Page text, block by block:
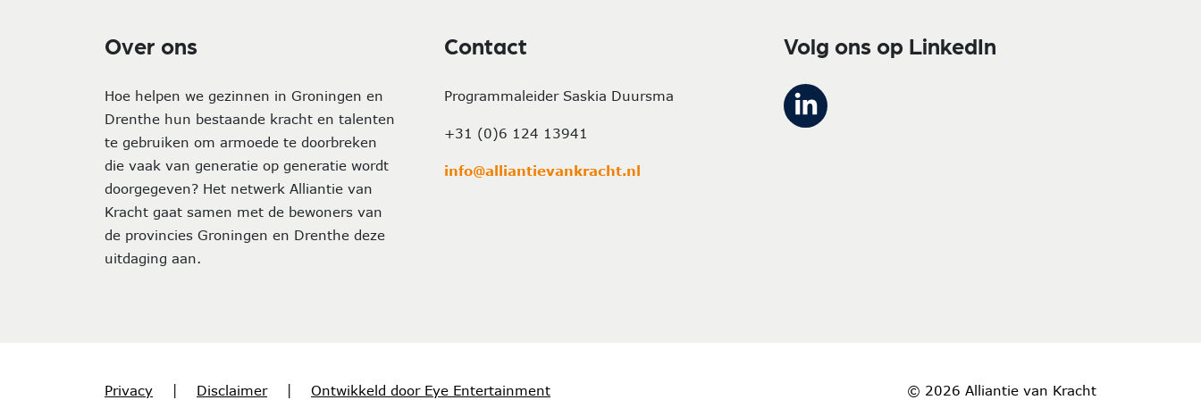
Over ons
Hoe helpen we gezinnen in Groningen en
Drenthe hun bestaande kracht en talenten
te gebruiken om armoede te doorbreken
die vaak van generatie op generatie wordt
doorgegeven? Het netwerk Alliantie van
Kracht gaat samen met de bewoners van
de provincies Groningen en Drenthe deze
uitdaging aan.
Contact
Programmaleider Saskia Duursma
+31 (0)6 124 13941
info@alliantievankracht.nl
Volg ons op LinkedIn
Privacy Disclaimer Ontwikkeld door Eye Entertainment © 2026 Alliantie van Kracht